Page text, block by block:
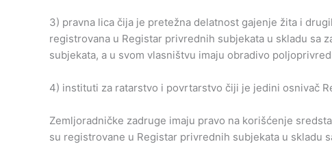
3) pravna lica čija je pretežna delatnost gajenje žita i
registrovana u Registar privrednih subjekata u skladu sa
subjekata, a u svom vlasništvu imaju obradivo
4) instituti za ratarstvo i povrtarstvo čiji je jedini osnivač
Zemljoradničke zadruge imaju pravo na korišćenje
su registrovane u Registar privrednih subjekata u skladu